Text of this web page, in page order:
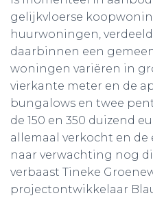
gelijkvloerse
huurwoningen,
daarbinnen een
woningen variëren in
vierkante meter en de
bungalows en twee
de 150 en 350 duizend
allemaal verkocht en
naar verwachting nog
verbaast Tineke
projectontwikkelaar